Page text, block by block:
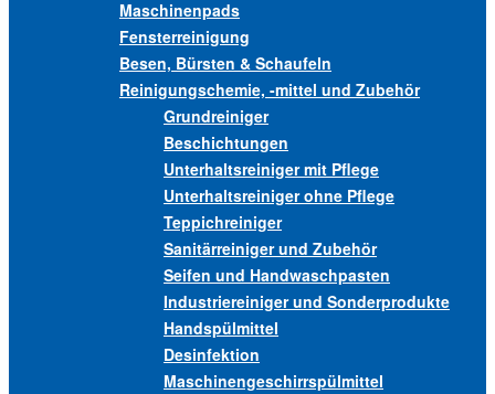
Maschinenpads
Fensterreinigung
Besen, Bürsten & Schaufeln
Reinigungschemie, -mittel und Zubehör
Grundreiniger
Beschichtungen
Unterhaltsreiniger mit Pflege
Unterhaltsreiniger ohne Pflege
Teppichreiniger
Sanitärreiniger und Zubehör
Seifen und Handwaschpasten
Industriereiniger und Sonderprodukte
Handspülmittel
Desinfektion
Maschinengeschirrspülmittel